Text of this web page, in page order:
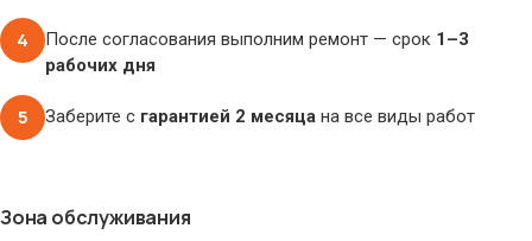
4 После согласования выполним ремонт — срок 1–3
рабочих дня
5 Заберите с гарантией 2 месяца на все виды работ
Зона обслуживания